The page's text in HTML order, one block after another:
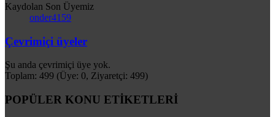
Kaydolan Son Üyemiz
onder4159
Çevrimiçi üyeler
Şu anda çevrimiçi üye yok.
Toplam: 499 (Üye: 0, Ziyaretçi: 499)
POPÜLER KONU ETİKETLERİ